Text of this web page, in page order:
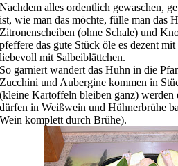
Nachdem alles ordentlich gewaschen,
ist, wie man das möchte, fülle man das
Zitronenscheiben (ohne Schale) und
pfeffere das gute Stück öle es dezent
liebevoll mit Salbeiblättchen.
So garniert wandert das Huhn in die
Zucchini und Aubergine kommen in
(kleine Kartoffeln bleiben ganz) werden
dürfen in Weißwein und Hühnerbrühe
Wein komplett durch Brühe).